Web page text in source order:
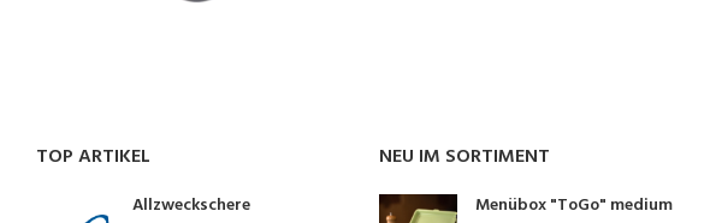
TOP ARTIKEL
Allzweckschere
NEU IM SORTIMENT
Menübox "ToGo" medium